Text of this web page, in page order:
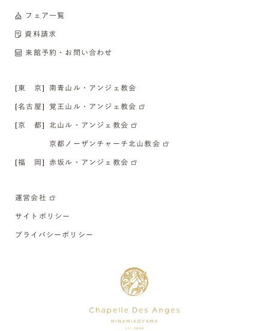
フェア一覧
資料請求
来館予約・お問い合わせ
[東 京] 南青山ル・アンジェ教会
[名古屋] 覚王山ル・アンジェ教会
[京 都] 北山ル・アンジェ教会
京都ノーザンチャーチ北山教会
[福 岡] 赤坂ル・アンジェ教会
運営会社
サイトポリシー
プライバシーポリシー